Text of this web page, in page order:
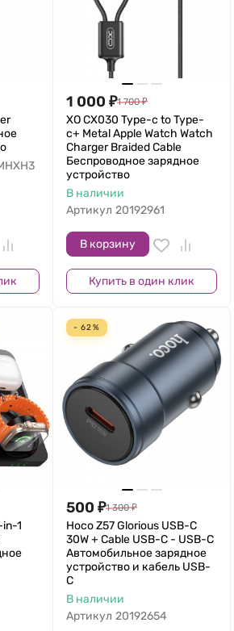
1 000 ₽1 700 ₽
XO CX030 Type-c to Type-
c+ Metal Apple Watch Watch
Charger Braided Cable
Беспроводное зарядное
устройство
В наличии
Артикул 20192961
В корзину
Купить в один клик
in-1
- 62%
500 ₽1 300 ₽
Hoco Z57 Glorious USB-C
30W + Cable USB-C - USB-C
Автомобильное зарядное
устройство и кабель USB-
C
В наличии
Артикул 20192654